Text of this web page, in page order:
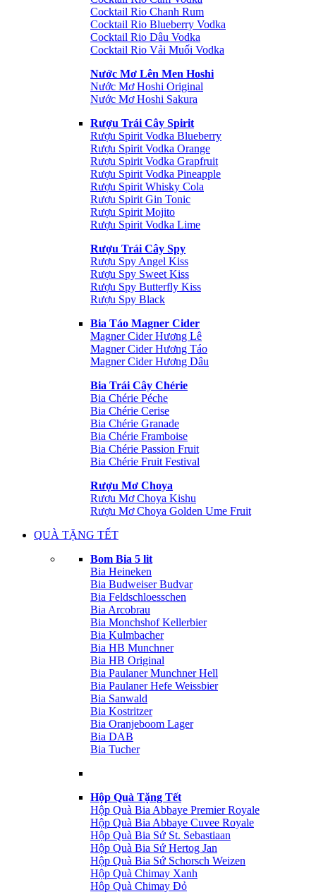
Cocktail Rio Chanh Rum
Cocktail Rio Blueberry Vodka
Cocktail Rio Dâu Vodka
Cocktail Rio Vải Muối Vodka
Nước Mơ Lên Men Hoshi
Nước Mơ Hoshi Original
Nước Mơ Hoshi Sakura
Rượu Trái Cây Spirit
Rượu Spirit Vodka Blueberry
Rượu Spirit Vodka Orange
Rượu Spirit Vodka Grapfruit
Rượu Spirit Vodka Pineapple
Rượu Spirit Whisky Cola
Rượu Spirit Gin Tonic
Rượu Spirit Mojito
Rượu Spirit Vodka Lime
Rượu Trái Cây Spy
Rượu Spy Angel Kiss
Rượu Spy Sweet Kiss
Rượu Spy Butterfly Kiss
Rượu Spy Black
Bia Táo Magner Cider
Magner Cider Hương Lê
Magner Cider Hương Táo
Magner Cider Hương Dâu
Bia Trái Cây Chérie
Bia Chérie Péche
Bia Chérie Cerise
Bia Chérie Granade
Bia Chérie Framboise
Bia Chérie Passion Fruit
Bia Chérie Fruit Festival
Rượu Mơ Choya
Rượu Mơ Choya Kishu
Rượu Mơ Choya Golden Ume Fruit
QUÀ TẶNG TẾT
Bom Bia 5 lit
Bia Heineken
Bia Budweiser Budvar
Bia Feldschloesschen
Bia Arcobrau
Bia Monchshof Kellerbier
Bia Kulmbacher
Bia HB Munchner
Bia HB Original
Bia Paulaner Munchner Hell
Bia Paulaner Hefe Weissbier
Bia Sanwald
Bia Kostritzer
Bia Oranjeboom Lager
Bia DAB
Bia Tucher
Hộp Quà Tặng Tết
Hộp Quà Bia Abbaye Premier Royale
Hộp Quà Bia Abbaye Cuvee Royale
Hộp Quà Bia Sứ St. Sebastiaan
Hộp Quà Bia Sứ Hertog Jan
Hộp Quà Bia Sứ Schorsch Weizen
Hộp Quà Chimay Xanh
Hôp Quà Chimay Đỏ